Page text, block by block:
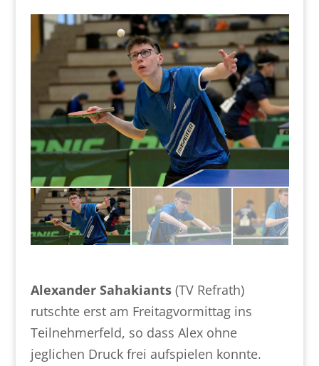
Alexander Sahakiants(TV Refrath)
rutschte erst am Freitagvormittag ins
Teilnehmerfeld, so dass Alex ohne
jeglichen Druck frei aufspielen konnte.